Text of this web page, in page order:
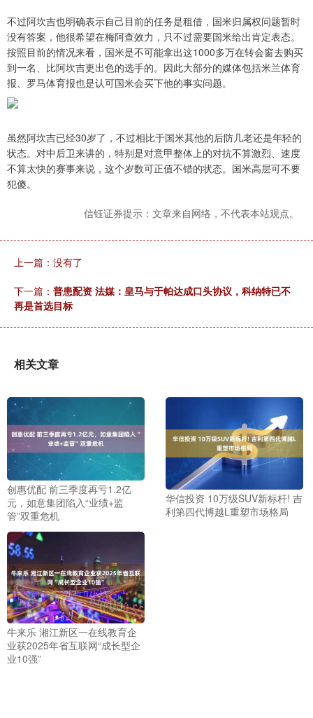
不过阿坎吉也明确表示自己目前的任务是租借，国米归属权问题暂时
没有答案，他很希望在梅阿查效力，只不过需要国米给出肯定表态。
按照目前的情况来看，国米是不可能拿出这1000多万在转会窗去购买
到一名、比阿坎吉更出色的选手的。因此大部分的媒体包括米兰体育
报、罗马体育报也是认可国米会买下他的事实问题。
虽然阿坎吉已经30岁了，不过相比于国米其他的后防几老还是年轻的
状态。对中后卫来讲的，特别是对意甲整体上的对抗不算激烈、速度
不算太快的赛事来说，这个岁数可正值不错的状态。国米高层可不要
犯傻。
信钰证券提示：文章来自网络，不代表本站观点。
上一篇：没有了
下一篇： 普患配资 法媒：皇马与于帕达成口头协议，科纳特已不
再是首选目标
相关文章
创惠优配 前三季度再亏1.2亿
元，如意集团陷入“业绩+监
管”双重危机
华信投资 10万级SUV新标杆! 吉
利第四代博越L重塑市场格局
牛来乐 湘江新区一在线教育企
业获2025年省互联网“成长型企
业10强”